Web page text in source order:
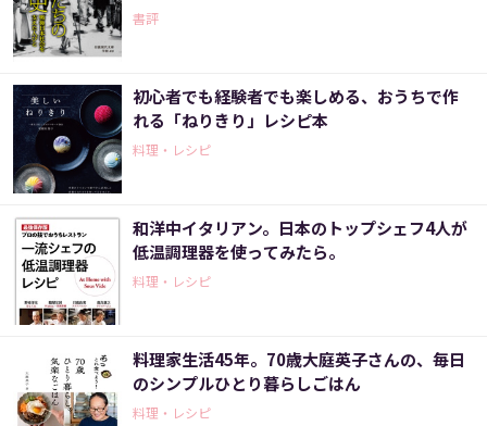
書評
初心者でも経験者でも楽しめる、おうちで作
れる「ねりきり」レシピ本
料理・レシピ
和洋中イタリアン。日本のトップシェフ4人が
低温調理器を使ってみたら。
料理・レシピ
料理家生活45年。70歳大庭英子さんの、毎日
のシンプルひとり暮らしごはん
料理・レシピ